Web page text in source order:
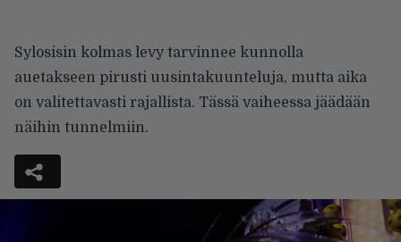
Sylosisin kolmas levy tarvinnee kunnolla
auetakseen pirusti uusintakuunteluja, mutta aika
on valitettavasti rajallista. Tässä vaiheessa jäädään
näihin tunnelmiin.